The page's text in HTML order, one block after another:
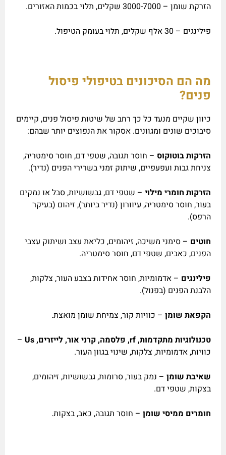
הזרקת שומן – 3000-7000 שקלים, תלוי בכמות האזורים.
פילינגים – 30 אלף שקלים, תלוי בעומק הטיפול.
מה הם הסיכונים בטיפולי פיסול
פנים?
כיוון שקיים מנעד כל כך רחב של שיטות פיסול פנים, קיימים
סיבוכים שונים ומגוונים. אסקור את הנפוצים יותר שבהם:
הזרקות בוטוקוס – חוסר תגובה, שטפי דם, חוסר סימטריה,
צניחת גבות ועפעפיים, שיתוק זמני בשרירי הפנים (נדיר).
הזרקות חומרי מילוי – שטפי דם, גבשושיות, סבל או נמקים
בעור, חוסר סימטריה, עיוורון (נדיר ביותר), זיהום (בעיקר
הרפס).
חוטים – סימני משיכה, זיהומים, כליאת עצב ושיתוק עצבי
הפנים, כאבים, שטפי דם, חוסר סימטריה.
פילינגים – אדמומיות, חוסר אחידות בצבע העור, צלקות,
הלבנת הפנים (בפנול).
הקפאת שומן – כוויות קור, צמיחת שומן מואצת.
טכנולוגיות מתקדמות,rf, פלסמה, קרני אור, לייזרים,Us
–
כוויות, אדמומיות, צלקות, שינוי בגוון העור.
שאיבת שומן – נמק בעור, סרומות, גבשושיות, זיהומים,
בצקות, שטפי דם.
חומרים ממיסי שומן – חוסר תגובה, כאב, בצקות.